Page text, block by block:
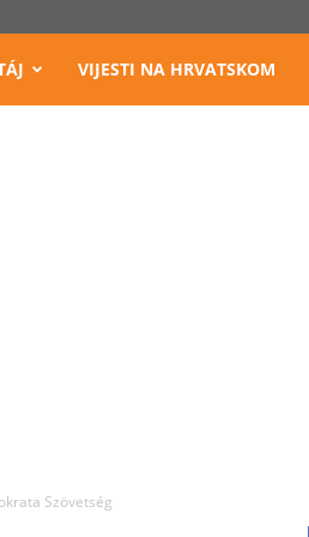
VIJESTI NA HRVATSKOM
Szövetség